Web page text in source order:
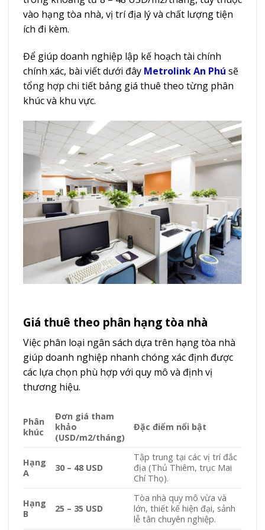
vào hạng tòa nhà, vị trí địa lý và chất lượng tiện
ích đi kèm.
Để giúp doanh nghiệp lập kế hoạch tài chính
chính xác, bài viết dưới đây Metrolink An Phú sẽ
tổng hợp chi tiết bảng giá thuê theo từng phân
khúc và khu vực.
Giá thuê theo phân hạng tòa nhà
Việc phân loại ngân sách dựa trên hạng tòa nhà
giúp doanh nghiệp nhanh chóng xác định được
các lựa chọn phù hợp với quy mô và định vị
thương hiệu.
Phân
khúc
Đơn giá tham
khảo
(USD/m2/tháng)
Đặc điểm nổi bật
Hạng
A
30 – 48 USD
Tập trung tại các vị trí đắc
địa (Thủ Thiêm, trục Mai
Chí Thọ).
Hạng
B
25 – 35 USD
Tòa nhà quy mô vừa và
lớn, thiết kế hiện đại, sảnh
lễ tân chuyên nghiệp.